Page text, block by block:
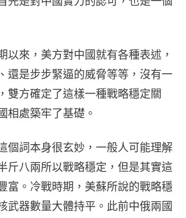
以來，美方對中國就有各種表述，
還是步步緊逼的威脅等等，沒有一
雙方確定了這樣一種戰略穩定關
相處築牢了基礎。
個詞本身很玄妙，一般人可能理解
斤八兩所以戰略穩定，但是其實這
富。冷戰時期，美蘇所說的戰略穩
武器數量大體持平。此前中俄兩國